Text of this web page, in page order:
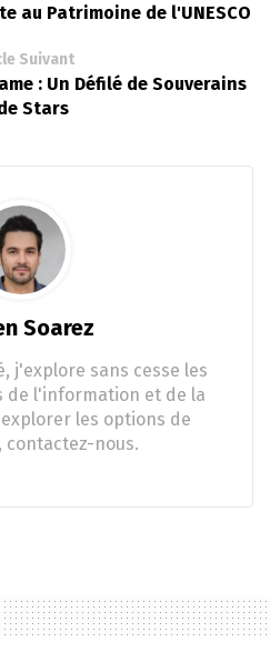
au Patrimoine de l'UNESCO
Suivant
: Un Défilé de Souverains
Stars
Soarez
j'explore sans cesse les
de l'information et de la
les options de
contactez-nous.